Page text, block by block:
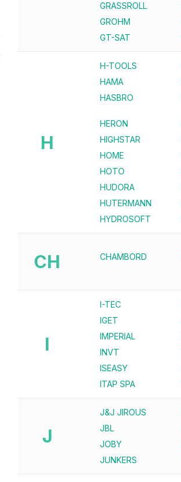
GRASSROLL
GROHM
GT-SAT
H
H-TOOLS
HAMA
HASBRO
HERON
HIGHSTAR
HOME
HOTO
HUDORA
HUTERMANN
HYDROSOFT
CH CHAMBORD
I
I-TEC
IGET
IMPERIAL
INVT
ISEASY
ITAP SPA
J
J&J JIROUS
JBL
JOBY
JUNKERS